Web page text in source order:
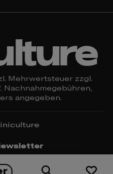
Mehrwertsteuer zzgl.
Nachnahmegebühren,
angegeben.